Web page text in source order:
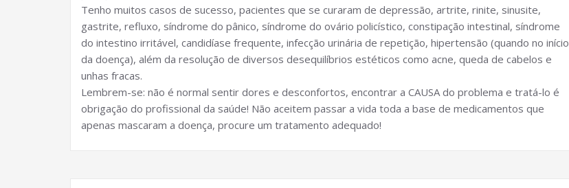
Tenho muitos casos de sucesso, pacientes que se curaram de depressão, artrite, rinite, sinusite,
gastrite, refluxo, síndrome do pânico, síndrome do ovário policístico, constipação intestinal, síndrome
do intestino irritável, candidíase frequente, infecção urinária de repetição, hipertensão (quando no início
da doença), além da resolução de diversos desequilíbrios estéticos como acne, queda de cabelos e
unhas fracas.
Lembrem-se: não é normal sentir dores e desconfortos, encontrar a CAUSA do problema e tratá-lo é
obrigação do profissional da saúde! Não aceitem passar a vida toda a base de medicamentos que
apenas mascaram a doença, procure um tratamento adequado!